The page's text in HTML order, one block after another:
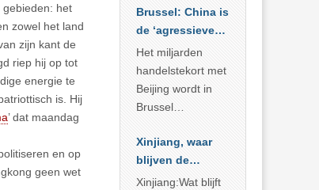
het
zowel het land
zijn kant de
riep hij op tot
energie te
is. Hij
’ dat maandag
en op
geen wet
realiteit in China?
Brussel: China is
de ‘agressieve
schuldige’
Het miljarden
handelstekort met
Beijing wordt in
Brussel
bewijs van
economische
agressie. In
Xinjiang, waar
blijven de
bewijzen?
Xinjiang:Wat blijft